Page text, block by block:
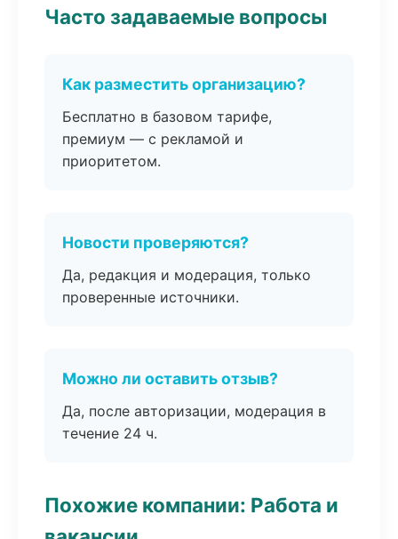
Часто задаваемые вопросы
Как разместить организацию?
Бесплатно в базовом тарифе,
премиум — с рекламой и
приоритетом.
Новости проверяются?
Да, редакция и модерация, только
проверенные источники.
Можно ли оставить отзыв?
Да, после авторизации, модерация в
течение 24 ч.
Похожие компании: Работа и